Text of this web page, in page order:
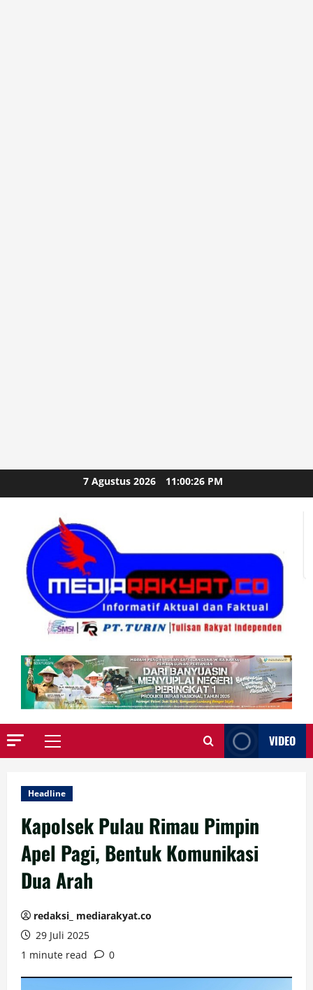
to
7 Agustus 2026 11:00:28 PM
Primary
VIDEO
Headline
Kapolsek Pulau Rimau Pimpin
Apel Pagi, Bentuk Komunikasi
Dua Arah
redaksi_ mediarakyat.co
29 Juli 2025
1 minute read
0